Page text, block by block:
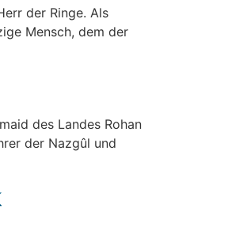
der Ringe. Als
Mensch, dem der
des Landes Rohan
der Nazgûl und